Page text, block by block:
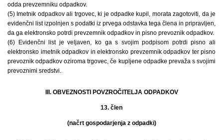
odda prevzemniku odpadkov.
(5) Imetnik odpadkov ali trgovec, ki je odpadke kupil, morata zagotoviti, da je
evidenčni list izpolnjen s podatki iz prvega odstavka tega člena in pripravljen,
da ga elektronsko potrdi prevzemnik odpadkov in pisno prevoznik odpadkov.
(6) Evidenčni list je veljaven, ko ga s svojim podpisom potrdi pisno ali
elektronsko imetnik odpadkov in elektronsko prevzemnik odpadkov ter pisno
prevoznik odpadkov oziroma trgovec, če kupljene odpadke prevaža s svojimi
prevoznimi sredstvi.
III. OBVEZNOSTI POVZROČITELJA ODPADKOV
13. člen
(načrt gospodarjenja z odpadki)